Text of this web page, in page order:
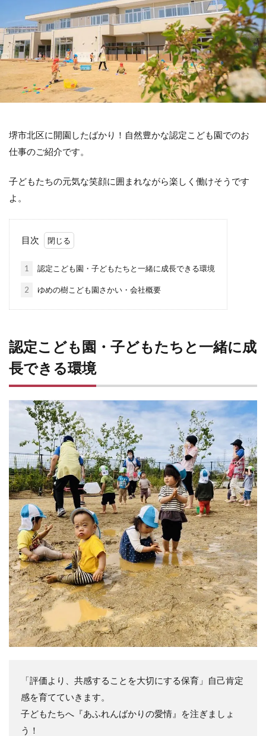
堺市北区に開園したばかり！自然豊かな認定こども園でのお
仕事のご紹介です。
子どもたちの元気な笑顔に囲まれながら楽しく働けそうです
よ。
目次
1 認定こども園・子どもたちと一緒に成長できる環境
2 ゆめの樹こども園さかい・会社概要
認定こども園・子どもたちと一緒に成
長できる環境
「評価より、共感することを大切にする保育」自己肯定
感を育てていきます。
子どもたちへ『あふれんばかりの愛情』を注ぎましょ
う！